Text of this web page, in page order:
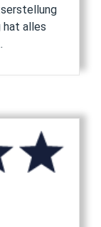
hat alles